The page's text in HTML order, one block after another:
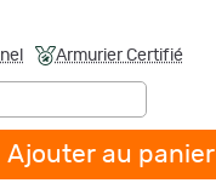
Armurier Certifié
Ajouter au panier